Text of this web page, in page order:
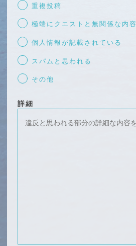
重複投稿
極端にクエストと無関係な内容
個人情報が記載されている
スパムと思われる
その他
詳細